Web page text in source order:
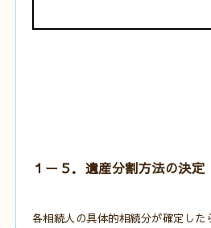
１ー５．遺産分割方法の決定
各相続人の具体的相続分が確定し